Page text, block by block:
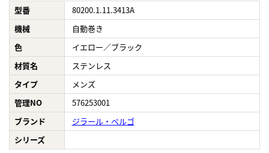
型番
80200.1.11.3413A
機械
自動巻き
色
イエロー／ブラック
材質名
ステンレス
タイプ
メンズ
管理NO
576253001
ブランド
ジラール・ペルゴ
シリーズ